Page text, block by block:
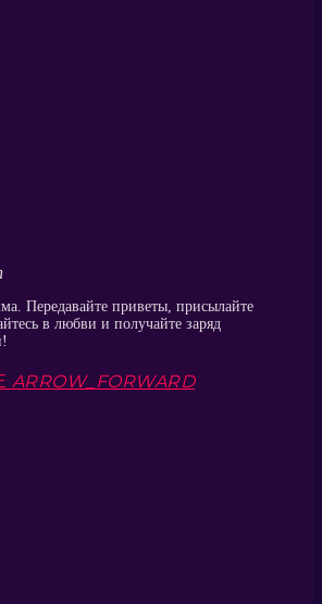
Передавайте приветы, присылайте
в любви и получайте заряд
ARROW_FORWARD